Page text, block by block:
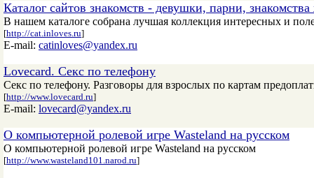
Каталог сайтов знакомств - девушки, парни,
В нашем каталоге собрана лучшая коллекция интересных и
[http://cat.inloves.ru]
E-mail: catinloves@yandex.ru
Lovecard. Секс по телефону
Секс по телефону. Разговоры для взрослых по картам
[http://www.lovecard.ru]
E-mail: lovecard@yandex.ru
О компьютерной ролевой игре Wasteland на русском
О компьютерной ролевой игре Wasteland на русском
[http://www.wasteland101.narod.ru]